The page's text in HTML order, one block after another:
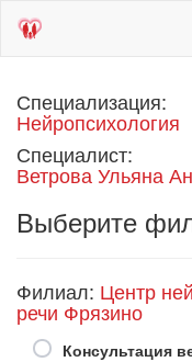
Специализация:
Нейропсихология
Специалист:
Ветрова Ульяна
Выберите
Филиал: Центр
речи Фрязино
Консультация